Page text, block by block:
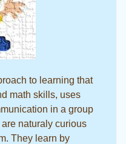
to learning that
math skills, uses
in a group
naturaly curious
They learn by